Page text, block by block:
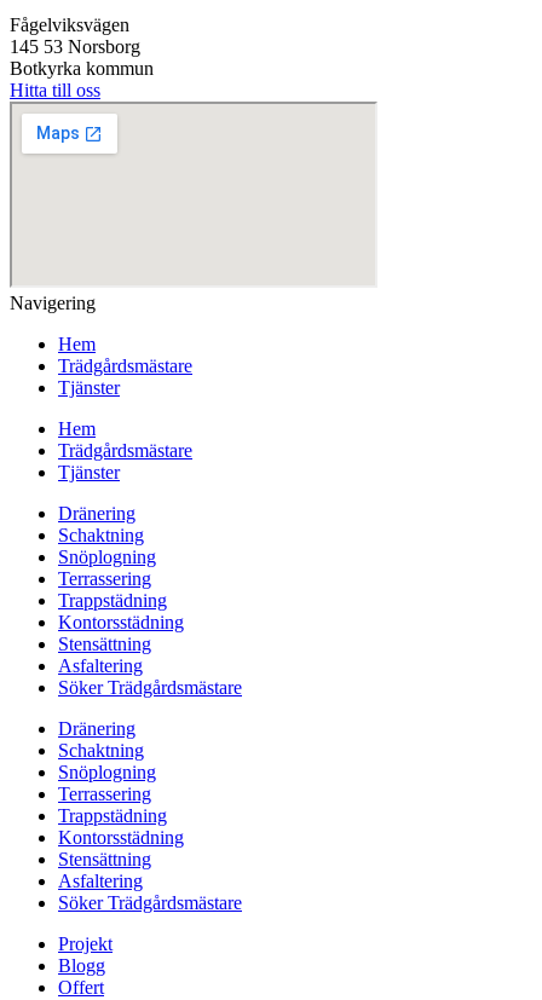
Fågelviksvägen
145 53 Norsborg
Botkyrka kommun
Hitta till oss
Navigering
Hem
Trädgårdsmästare
Tjänster
Hem
Trädgårdsmästare
Tjänster
Dränering
Schaktning
Snöplogning
Terrassering
Trappstädning
Kontorsstädning
Stensättning
Asfaltering
Söker Trädgårdsmästare
Dränering
Schaktning
Snöplogning
Terrassering
Trappstädning
Kontorsstädning
Stensättning
Asfaltering
Söker Trädgårdsmästare
Projekt
Blogg
Offert